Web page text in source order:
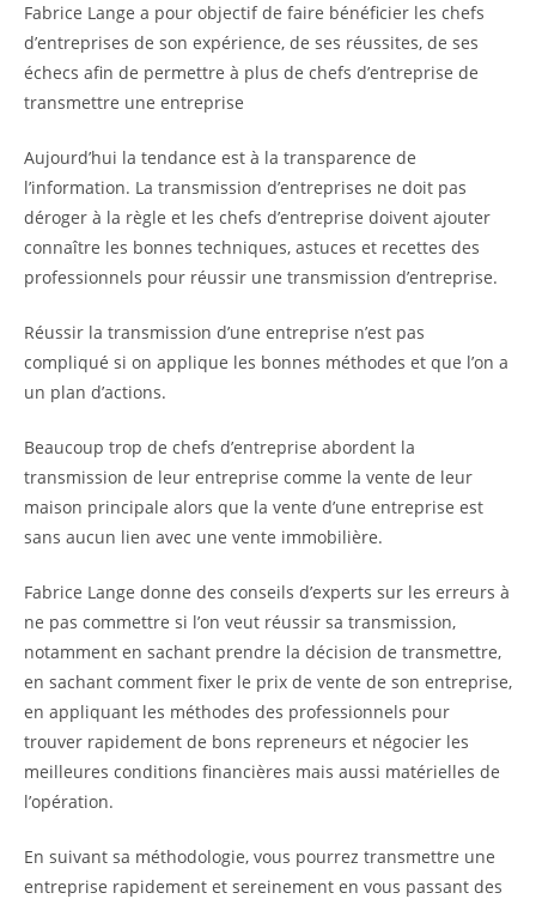
Fabrice Lange a pour objectif de faire bénéficier les chefs
d’entreprises de son expérience, de ses réussites, de ses
échecs afin de permettre à plus de chefs d’entreprise de
transmettre une entreprise
Aujourd’hui la tendance est à la transparence de
l’information. La transmission d’entreprises ne doit pas
déroger à la règle et les chefs d’entreprise doivent ajouter
connaître les bonnes techniques, astuces et recettes des
professionnels pour réussir une transmission d’entreprise.
Réussir la transmission d’une entreprise n’est pas
compliqué si on applique les bonnes méthodes et que l’on a
un plan d’actions.
Beaucoup trop de chefs d’entreprise abordent la
transmission de leur entreprise comme la vente de leur
maison principale alors que la vente d’une entreprise est
sans aucun lien avec une vente immobilière.
Fabrice Lange donne des conseils d’experts sur les erreurs à
ne pas commettre si l’on veut réussir sa transmission,
notamment en sachant prendre la décision de transmettre,
en sachant comment fixer le prix de vente de son entreprise,
en appliquant les méthodes des professionnels pour
trouver rapidement de bons repreneurs et négocier les
meilleures conditions financières mais aussi matérielles de
l’opération.
En suivant sa méthodologie, vous pourrez transmettre une
entreprise rapidement et sereinement en vous passant des